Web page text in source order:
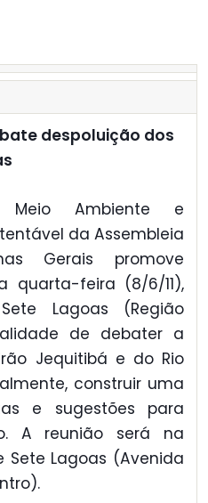
despoluição dos
Ambiente e
da Assembleia
Gerais promove
quarta-feira (8/6/11),
Lagoas (Região
de debater a
Jequitibá e do Rio
construir uma
e sugestões para
A reunião será na
Sete Lagoas (Avenida